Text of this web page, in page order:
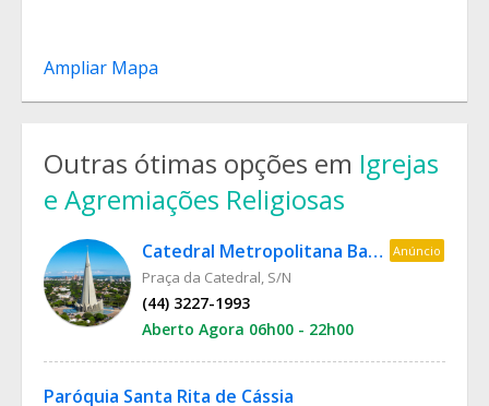
Ampliar Mapa
Outras ótimas opções em Igrejas
e Agremiações Religiosas
Catedral Metropolitana Basílica Menor Nossa Senhora da Glória Anúncio
Praça da Catedral, S/N
(44) 3227-1993
Aberto Agora 06h00 - 22h00
Paróquia Santa Rita de Cássia